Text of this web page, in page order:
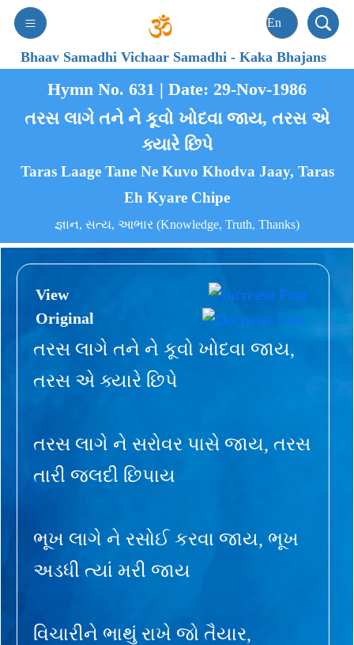
Bhaav Samadhi Vichaar Samadhi-Kaka Bhajans
Hymn No. 631 | Date: 29-Nov-1986
તરસ લાગે તને ને કૂવો ખોદવા જાય, તરસ એ
ક્યારે છિપે
Taras Laage Tane Ne Kuvo Khodva Jaay, Taras
Eh Kyare Chipe
જ્ઞાન, સત્ય, આભાર (Knowledge, Truth, Thanks)
View
Original
તરસ લાગે તને ને કૂવો ખોદવા જાય,
તરસ એ ક્યારે છિપે
તરસ લાગે ને સરોવર પાસે જાય, તરસ
તારી જલદી છિપાય
ભૂખ લાગે ને રસોઈ કરવા જાય, ભૂખ
અડધી ત્યાં મરી જાય
વિચારીને ભાથું રાખે જો તૈયાર,